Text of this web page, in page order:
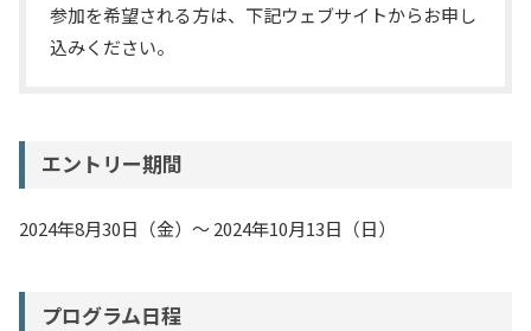
参加を希望される方は、下記ウェブサイトからお申し
込みください。
エントリー期間
2024年8月30日（金）～ 2024年10月13日（日）
プログラム日程